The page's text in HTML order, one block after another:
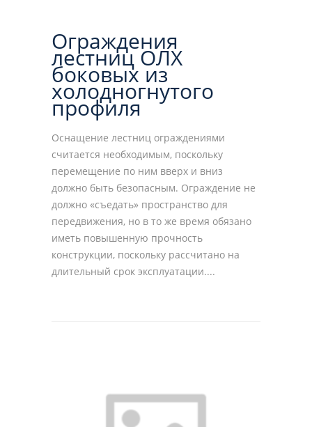
Ограждения
лестниц ОЛХ
боковых из
холодногнутого
профиля
Оснащение лестниц ограждениями
считается необходимым, поскольку
перемещение по ним вверх и вниз
должно быть безопасным. Ограждение не
должно «съедать» пространство для
передвижения, но в то же время обязано
иметь повышенную прочность
конструкции, поскольку рассчитано на
длительный срок эксплуатации....